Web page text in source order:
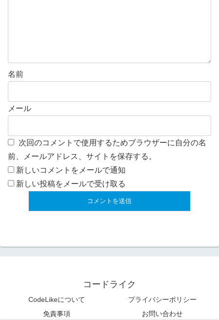
名前
メール
次回のコメントで使用するためブラウザーに自分の名
前、メールアドレス、サイトを保存する。
新しいコメントをメールで通知
新しい投稿をメールで受け取る
コードライク
CodeLikeについて
プライバシーポリシー
免責事項
お問い合わせ